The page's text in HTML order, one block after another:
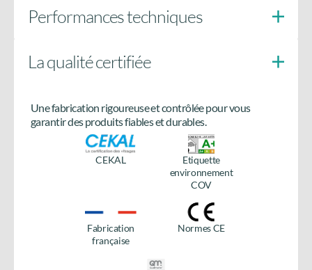
Besoin de plus d’informations
sur le produit ?
Accédez à tous les détails en téléchargeant la fiche
produit
Performances techniques
Doigts anti-soulèvement
La qualité certifiée
Une fabrication rigoureuse et contrôlée pour vous
garantir des produits fiables et durables.
CEKAL
Etiquette
environnement
COV
Fabrication
française
Normes CE